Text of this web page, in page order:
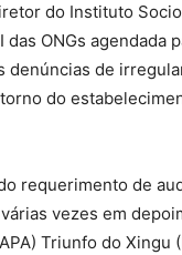
do Instituto
ONGs agendada
de
do
requerimento de
vezes em
Triunfo do